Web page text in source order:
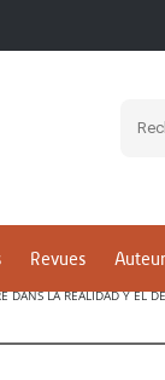
Revues
DANS LA REALIDAD Y EL